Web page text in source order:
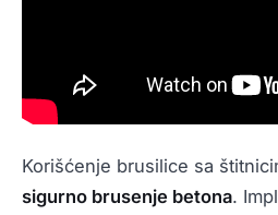
Korišćenje brusilice sa
sigurno brusenje betona.